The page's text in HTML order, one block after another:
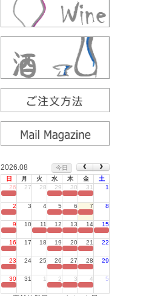
2026.08
今日
日
月 火 水 木 金
土
26
27 28 29 30 31 1
2 3 4 5 6 7 8
9 10 11 12 13 14 15
16 17 18 19 20 21 22
23 24 25 26 27 28 29
30 31 1 2 3 4 5